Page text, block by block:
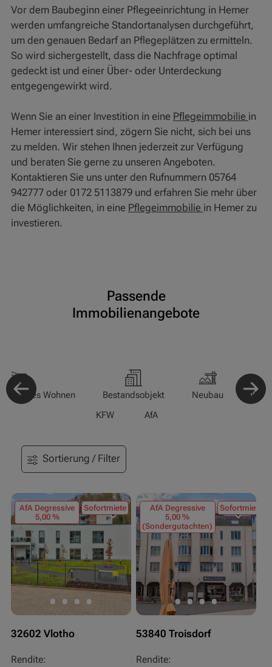
Vor dem Baubeginn einer Pflegeeinrichtung in Hemer
werden umfangreiche Standortanalysen durchgeführt,
um den genauen Bedarf an Pflegeplätzen zu ermitteln.
So wird sichergestellt, dass die Nachfrage optimal
gedeckt ist und einer Über- oder Unterdeckung
entgegengewirkt wird.
Wenn Sie an einer Investition in eine Pflegeimmobilie in
Hemer interessiert sind, zögern Sie nicht, sich bei uns
zu melden. Wir stehen Ihnen jederzeit zur Verfügung
und beraten Sie gerne zu unseren Angeboten.
Kontaktieren Sie uns unter den Rufnummern 05764
942777 oder 0172 5113879 und erfahren Sie mehr über
die Möglichkeiten, in eine Pflegeimmobilie in Hemer zu
investieren.
Passende
Immobilienangebote
Wohnen Bestandsobjekt Neubau
KFW
AfA
Sortierung / Filter
AfA Degressive
5,00 %
Sofortmiete
32602 Vlotho
Rendite:
AfA Degressive
5,00 %
(Sondergutachten)
Sofortmiete
53840 Troisdorf
Rendite: